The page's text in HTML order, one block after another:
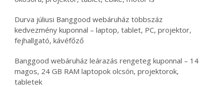
Durva júliusi Banggood webáruház többszáz
kedvezmény kuponnal – laptop, tablet, PC, projektor,
fejhallgató, kávéfőző
Banggood webáruház leárazás rengeteg kuponnal – 14
magos, 24 GB RAM laptopok olcsón, projektorok,
tabletek